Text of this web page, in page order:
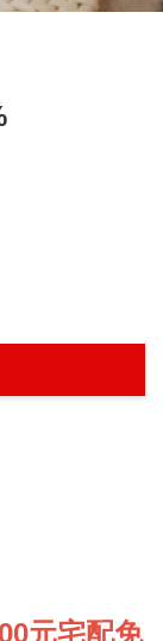
元宅配免